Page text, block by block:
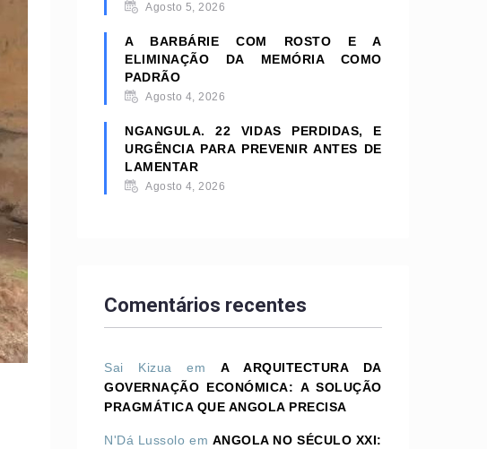
Agosto 5, 2026
A BARBÁRIE COM ROSTO E A
ELIMINAÇÃO DA MEMÓRIA COMO
PADRÃO
Agosto 4, 2026
NGANGULA. 22 VIDAS PERDIDAS, E
URGÊNCIA PARA PREVENIR ANTES DE
LAMENTAR
Agosto 4, 2026
Comentários recentes
Sai Kizua emA ARQUITECTURA DA
GOVERNAÇÃO ECONÓMICA: A SOLUÇÃO
PRAGMÁTICA QUE ANGOLA PRECISA
N'Dá Lussolo em ANGOLA NO SÉCULO XXI: